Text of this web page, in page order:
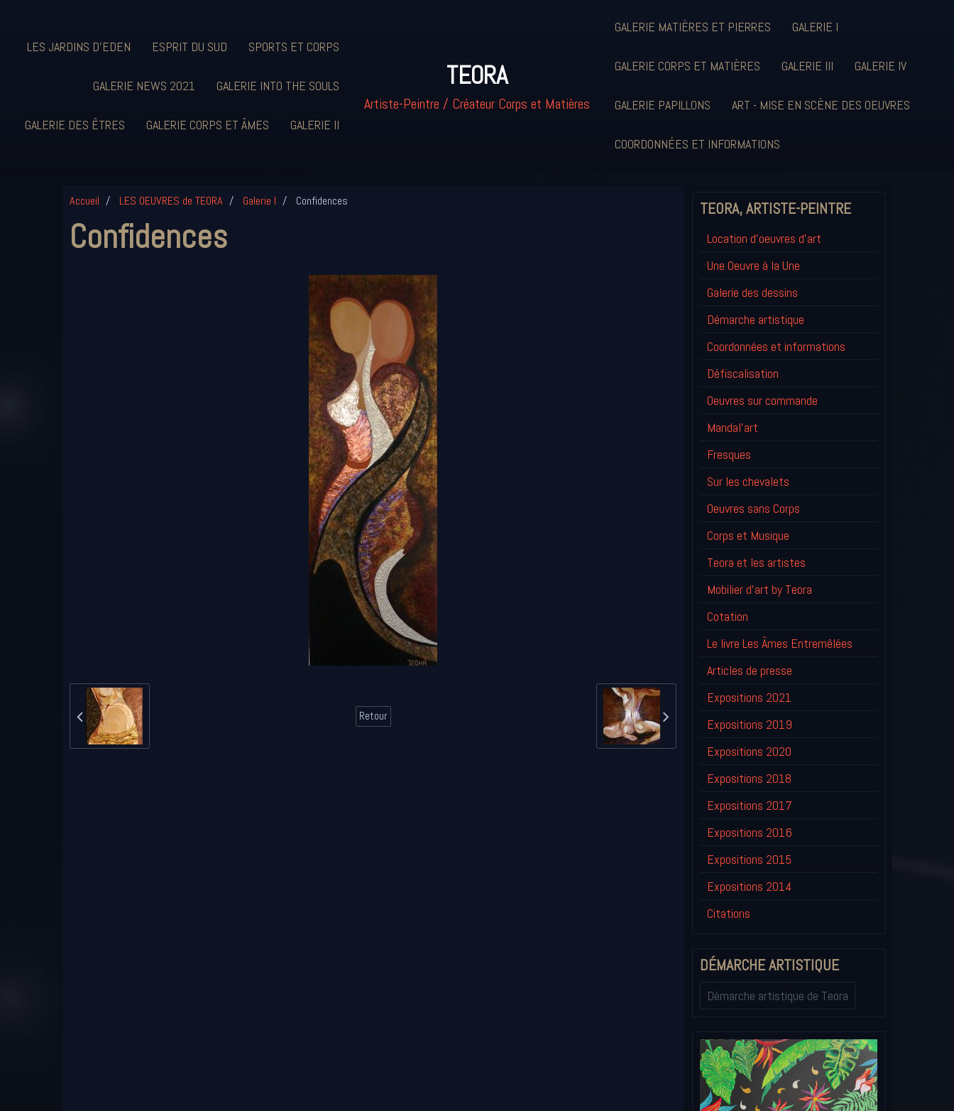
LES JARDINS D'EDEN ESPRIT DU SUD SPORTS ET CORPS
GALERIE NEWS 2021 GALERIE INTO THE SOULS
GALERIE DES ÊTRES GALERIE CORPS ET ÂMES GALERIE II
TEORA
Artiste-Peintre / Créateur Corps et Matières
GALERIE MATIÈRES ET PIERRES GALERIE I
GALERIE CORPS ET MATIÈRES GALERIE III GALERIE IV
GALERIE PAPILLONS ART - MISE EN SCÈNE DES OEUVRES
COORDONNÉES ET INFORMATIONS
Accueil LES OEUVRES de TEORA Galerie I Confidences
Confidences
Retour
TEORA, ARTISTE-PEINTRE
Location d'oeuvres d'art
Une Oeuvre à la Une
Galerie des dessins
Démarche artistique
Coordonnées et informations
Défiscalisation
Oeuvres sur commande
Mandal'art
Fresques
Sur les chevalets
Oeuvres sans Corps
Corps et Musique
Teora et les artistes
Mobilier d'art by Teora
Cotation
Le livre Les Âmes Entremêlées
Articles de presse
Expositions 2021
Expositions 2019
Expositions 2020
Expositions 2018
Expositions 2017
Expositions 2016
Expositions 2015
Expositions 2014
Citations
DÉMARCHE ARTISTIQUE
Démarche artistique de Teora